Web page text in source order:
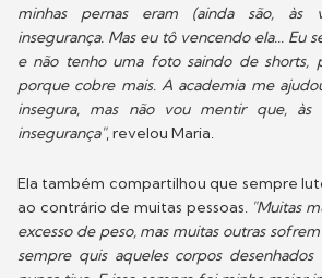
minhas pernas eram (ainda são, às
insegurança. Mas eu tô vencendo ela... Eu
e não tenho uma foto saindo de shorts,
porque cobre mais. A academia me
insegura, mas não vou mentir que, às
insegurança", revelou Maria.
Ela também compartilhou que sempre
ao contrário de muitas pessoas."Muitas
excesso de peso, mas muitas outras
sempre quis aqueles corpos